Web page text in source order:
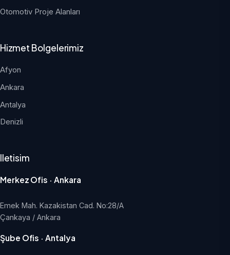
Otomotiv Proje Alanları
Hizmet Bolgelerimiz
Afyon
Ankara
Antalya
Denizli
Iletisim
Merkez Ofis · Ankara
Emek Mah. Kazakistan Cad. No:28/A
Çankaya / Ankara
Şube Ofis · Antalya